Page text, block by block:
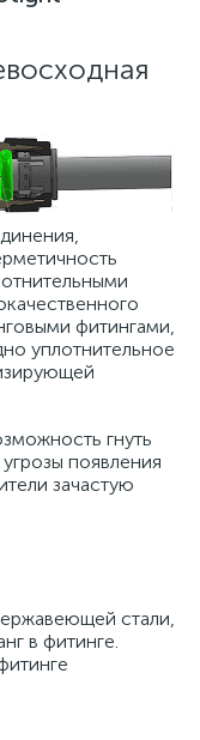
фитингами,
уплотнительное
гнуть
появления
зачастую
стали,
в фитинге.